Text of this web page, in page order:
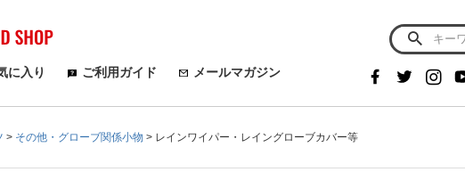
に入り ご利用ガイド メールマガジン
その他・グローブ関係小物 レインワイパー・レイングローブカバー等